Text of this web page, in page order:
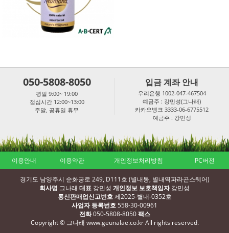
050-5808-8050
평일 9:00~ 19:00
점심시간 12:00~13:00
주말, 공휴일 휴무
입금 계좌 안내
우리은행 1002-047-467504
예금주 : 강민성(그나래)
카카오뱅크 3333-06-6775512
예금주 : 강민성
이용안내 이용약관 개인정보처리방침 PC버전
경기도 남양주시 순화궁로 249, D111호 (별내동, 별내역파라곤스퀘어)
회사명 그나래 대표 강민성 개인정보 보호책임자강민성
통신판매업신고번호제2025-별내-0352호
사업자 등록번호558-30-00961
전화050-5808-8050팩스
Copyright © 그나래 www.geunalae.co.kr All rights reserved.